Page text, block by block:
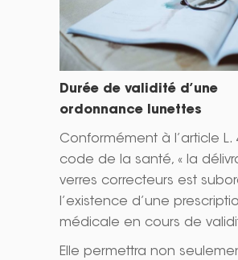
Durée de validité d’une
ordonnance lunettes
Conformément à l’article L.
code de la santé, « la
verres correcteurs est
l’existence d’une
médicale en cours de
Elle permettra non